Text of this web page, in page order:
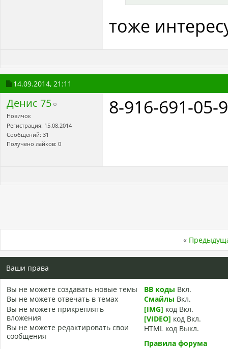
тоже
14.09.2014, 21:11
Денис 75
Новичок
Регистрация: 15.08.2014
Сообщений: 31
Получено лайков: 0
8-916-691-05-
«
Ваши права
Вы не можете создавать новые темы
Вы не можете отвечать в темах
Вы не можете прикреплять
вложения
Вы не можете редактировать свои
сообщения
BB коды Вкл.
Смайлы Вкл.
[IMG] код Вкл.
[VIDEO] код Вкл.
HTML код Выкл.
Правила форума